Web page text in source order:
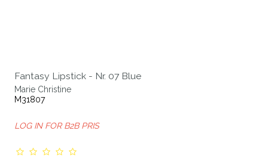
Fantasy Lipstick - Nr. 07 Blue
Marie Christine
M31807
LOG IN FOR B2B PRIS